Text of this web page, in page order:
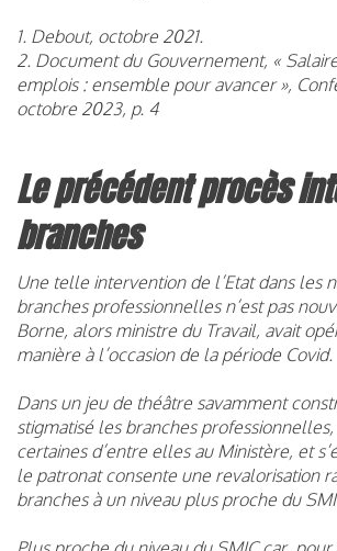
1. Debout, octobre 2021.
2. Document du Gouvernement, «
emplois : ensemble pour avancer »,
octobre 2023, p. 4
Le précédent procès
branches
Une telle intervention de l’Etat dans les
branches professionnelles n’est pas
Borne, alors ministre du Travail, avait
manière à l’occasion de la période Covid.
Dans un jeu de théâtre savamment
stigmatisé les branches
certaines d’entre elles au Ministère, et
le patronat consente une revalorisation
branches à un niveau plus proche du